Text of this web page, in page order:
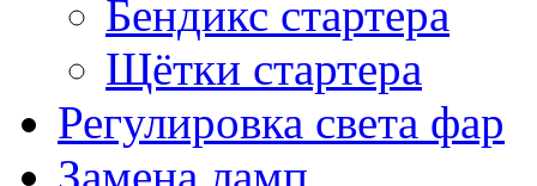
Бендикс стартера
Щётки стартера
Регулировка света фар